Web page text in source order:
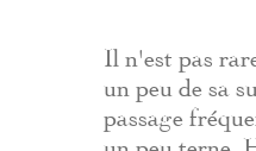
Il n'est pas
un peu de sa
passage
un peu terne.